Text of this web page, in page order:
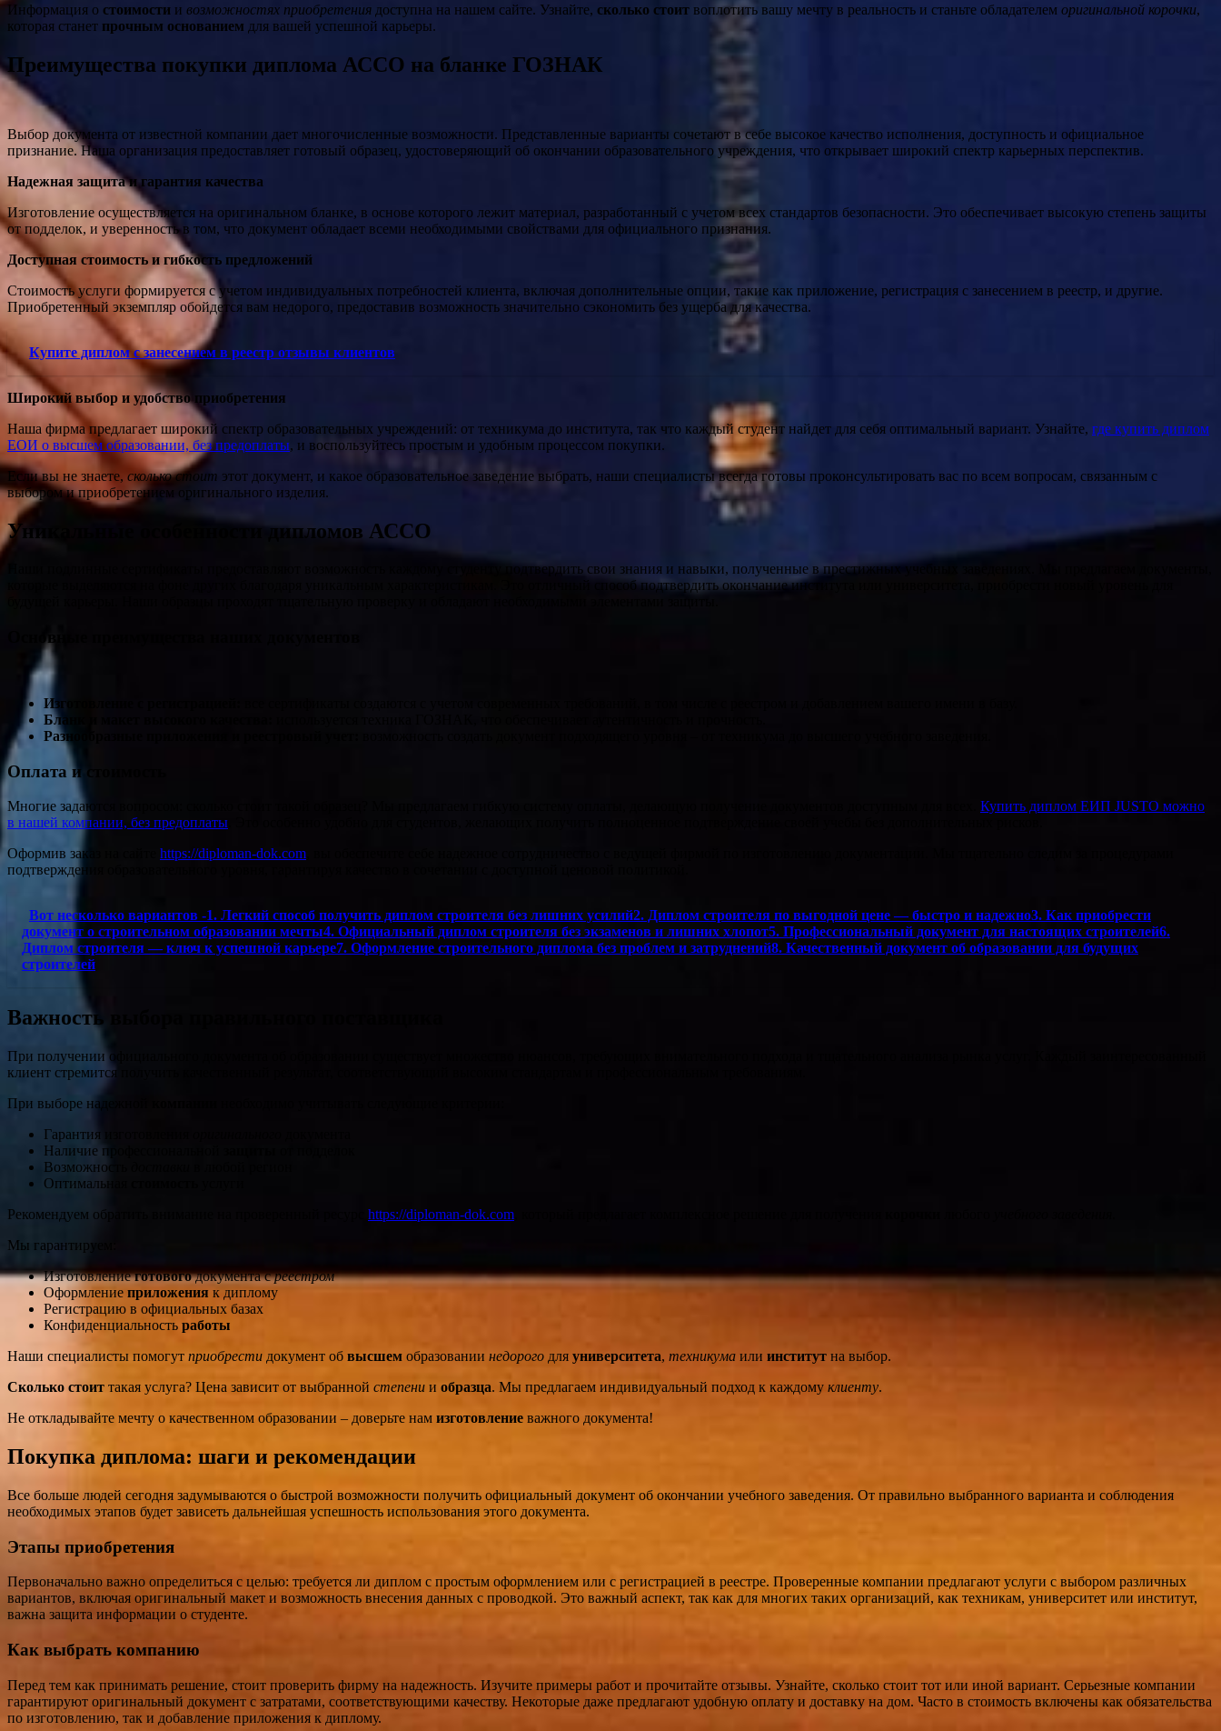
Информация о стоимости и возможностях приобретения доступна на нашем сайте. Узнайте, сколько стоит воплотить вашу мечту в реальность и станьте обладателем оригинальной корочки,
которая станет прочным основанием для вашей успешной карьеры.
Преимущества покупки диплома АССО на бланке ГОЗНАК
Выбор документа от известной компании дает многочисленные возможности. Представленные варианты сочетают в себе высокое качество исполнения, доступность и официальное
признание. Наша организация предоставляет готовый образец, удостоверяющий об окончании образовательного учреждения, что открывает широкий спектр карьерных перспектив.
Надежная защита и гарантия качества
Изготовление осуществляется на оригинальном бланке, в основе которого лежит материал, разработанный с учетом всех стандартов безопасности. Это обеспечивает высокую степень защиты
от подделок, и уверенность в том, что документ обладает всеми необходимыми свойствами для официального признания.
Доступная стоимость и гибкость предложений
Стоимость услуги формируется с учетом индивидуальных потребностей клиента, включая дополнительные опции, такие как приложение, регистрация с занесением в реестр, и другие.
Приобретенный экземпляр обойдется вам недорого, предоставив возможность значительно сэкономить без ущерба для качества.
Купите диплом с занесением в реестр отзывы клиентов
Широкий выбор и удобство приобретения
Наша фирма предлагает широкий спектр образовательных учреждений: от техникума до института, так что каждый студент найдет для себя оптимальный вариант. Узнайте, где купить диплом
ЕОИ о высшем образовании, без предоплаты, и воспользуйтесь простым и удобным процессом покупки.
Если вы не знаете, сколько стоит этот документ, и какое образовательное заведение выбрать, наши специалисты всегда готовы проконсультировать вас по всем вопросам, связанным с
выбором и приобретением оригинального изделия.
Уникальные особенности дипломов АССО
Наши подлинные сертификаты предоставляют возможность каждому студенту подтвердить свои знания и навыки, полученные в престижных учебных заведениях. Мы предлагаем документы,
которые выделяются на фоне других благодаря уникальным характеристикам. Это отличный способ подтвердить окончание института или университета, приобрести новый уровень для
Основные преимущества наших документов
Изготовление с регистрацией:
Бланк и макет высокого качества:
Разнообразные приложения и реестровый учет:
Оплата и стоимость
Многие задаются вопросом: сколько стоит такой образец? Мы предлагаем гибкую систему оплаты, делающую получение документов доступным для всех. Купить диплом ЕИП JUSTO можно
в нашей компании, без предоплаты
Оформив заказ на сайте https://diploman-dok.com
подтверждения образовательного уровня, гарантируя качество в сочетании с доступной ценовой политикой.
Вот несколько вариантов -1. Легкий способ получить диплом строителя без лишних усилий2. Диплом строителя по выгодной цене — быстро и надежно3. Как приобрести
документ о строительном образовании мечты4. Официальный диплом строителя без экзаменов и лишних хлопот5. Профессиональный документ для настоящих строителей6.
Диплом строителя — ключ к успешной карьере7. Оформление строительного диплома без проблем и затруднений8. Качественный документ об образовании для будущих
строителей
Важность выбора правильного поставщика
При получении официального документа об образовании существует множество нюансов, требующих внимательного подхода и тщательного анализа рынка услуг. Каждый заинтересованный
клиент стремится получить качественный результат, соответствующий высоким стандартам и профессиональным требованиям.
При выборе надежной
Гарантия изготовления
Наличие профессиональной
Возможность
Оптимальная
Рекомендуем обратить внимание на проверенный ресурс https://diploman-dok.com
Мы гарантируем:
Изготовлениеготовогодокумента среестром
Оформление приложения к диплому
Регистрацию в официальных базах
Конфиденциальность работы
Наши специалисты помогут приобрести документ об высшем образовании недорого для университета, техникума или институт на выбор.
Сколько стоит такая услуга? Цена зависит от выбранной степени и образца. Мы предлагаем индивидуальный подход к каждому клиенту.
Не откладывайте мечту о качественном образовании – доверьте нам изготовление важного документа!
Покупка диплома: шаги и рекомендации
Все больше людей сегодня задумываются о быстрой возможности получить официальный документ об окончании учебного заведения. От правильно выбранного варианта и соблюдения
необходимых этапов будет зависеть дальнейшая успешность использования этого документа.
Этапы приобретения
Первоначально важно определиться с целью: требуется ли диплом с простым оформлением или с регистрацией в реестре. Проверенные компании предлагают услуги с выбором различных
вариантов, включая оригинальный макет и возможность внесения данных с проводкой. Это важный аспект, так как для многих таких организаций, как техникам, университет или институт,
важна защита информации о студенте.
Как выбрать компанию
Перед тем как принимать решение, стоит проверить фирму на надежность. Изучите примеры работ и прочитайте отзывы. Узнайте, сколько стоит тот или иной вариант. Серьезные компании
гарантируют оригинальный документ с затратами, соответствующими качеству. Некоторые даже предлагают удобную оплату и доставку на дом. Часто в стоимость включены как обязательства
по изготовлению, так и добавление приложения к диплому.